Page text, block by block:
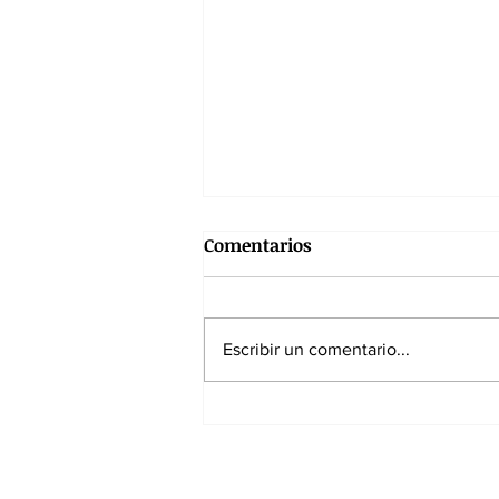
Comentarios
Escribir un comentario...